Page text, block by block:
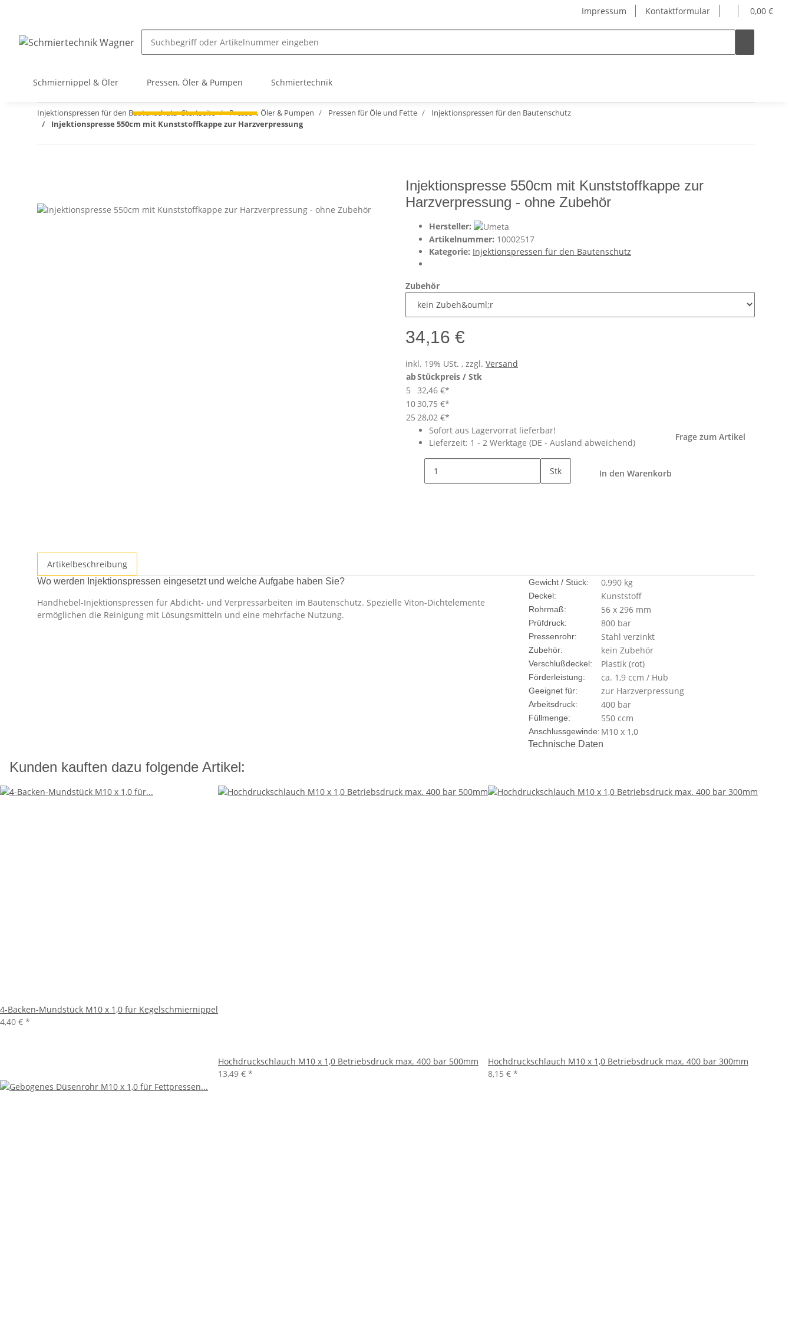
Impressum Kontaktformular 0,00 €
Schmiernippel & Öler Pressen, Öler & Pumpen Schmiertechnik
Injektionspressen für den Bautenschutz Startseite Pressen, Öler & Pumpen Pressen für Öle und Fette
Injektionspressen für den Bautenschutz
Injektionspresse 550cm mit Kunststoffkappe zur Harzverpressung
Injektionspresse 550cm mit Kunststoffkappe zur
Harzverpressung - ohne Zubehör
Hersteller:
Artikelnummer: 10002517
Kategorie: Injektionspressen für den Bautenschutz
Zubehör
34,16 €
inkl. 19% USt. , zzgl. Versand
abStückpreis / Stk
5
32,46 €*
1030,75 €*
25 28,02 €*
Sofort aus Lagervorrat lieferbar!
Lieferzeit: 1 - 2 Werktage (DE - Ausland abweichend)
Frage zum Artikel
Stk In den Warenkorb
Artikelbeschreibung
Wo werden Injektionspressen eingesetzt und welche Aufgabe haben Sie?
Handhebel-Injektionspressen für Abdicht- und Verpressarbeiten im Bautenschutz. Spezielle Viton-Dichtelemente
ermöglichen die Reinigung mit Lösungsmitteln und eine mehrfache Nutzung.
Technische Daten
Gewicht / Stück: 0,990 kg
Deckel: Kunststoff
Rohrmaß: 56 x 296 mm
Prüfdruck: 800 bar
Pressenrohr: Stahl verzinkt
Zubehör: kein Zubehör
Verschlußdeckel: Plastik (rot)
Förderleistung: ca. 1,9 ccm / Hub
Geeignet für: zur Harzverpressung
Arbeitsdruck: 400 bar
Füllmenge: 550 ccm
Anschlussgewinde: M10 x 1,0
Kunden kauften dazu folgende Artikel:
4-Backen-Mundstück M10 x 1,0 für Kegelschmiernippel
4,40 € *
Hochdruckschlauch M10 x 1,0 Betriebsdruck max. 400 bar 500mm
13,49 € *
Hochdruckschlauch M10 x 1,0 Betriebsdruck max. 400 bar 300mm
8,15 € *